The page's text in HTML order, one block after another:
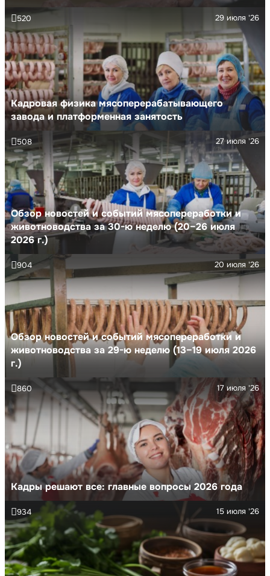
Кадровая физика мясоперерабатывающего
завода и платформенная занятость
29 июля '26
520
Обзор новостей и событий мясопереработки и
животноводства за 30-ю неделю (20–26 июля
2026 г.)
27 июля '26
508
Обзор новостей и событий мясопереработки и
животноводства за 29-ю неделю (13–19 июля 2026
г.)
20 июля '26
904
Кадры решают все: главные вопросы 2026 года
17 июля '26
860
15 июля '26
934